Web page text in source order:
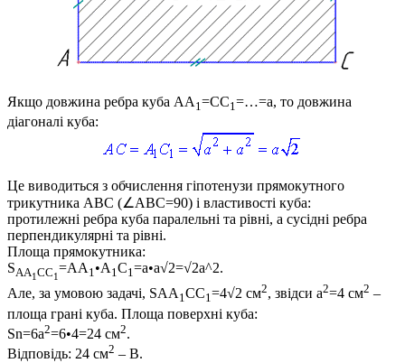
Якщо довжина ребра куба AA 1=CC1=…=a, то довжина
діагоналі куба:
Це виводиться з обчислення гіпотенузи прямокутного
трикутника ABC (∠ABC=90) і властивості куба:
протилежні ребра куба паралельні та рівні, а сусідні ребра
перпендикулярні та рівні.
Площа прямокутника:
SAA1CC1
=AA 1•A 1C1=a•a√2=√2a^2.
Але, за умовою задачі, SAA1CC1=4√2 см2, звідси a2=4 см2 –
площа грані куба. Площа поверхні куба:
Sn=6a2=6•4=24 см2.
Відповідь: 24 см2 – В.